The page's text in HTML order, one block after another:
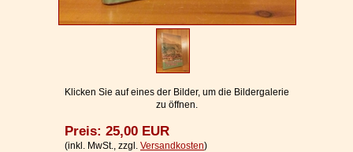
Datenschutzerklärung
Ihr WarenkorbKlicken Sie auf eines der Bilder, um die Bildergalerie
zu öffnen.
Preis: 25,00 EUR
(inkl. MwSt., zzgl. Versandkosten)